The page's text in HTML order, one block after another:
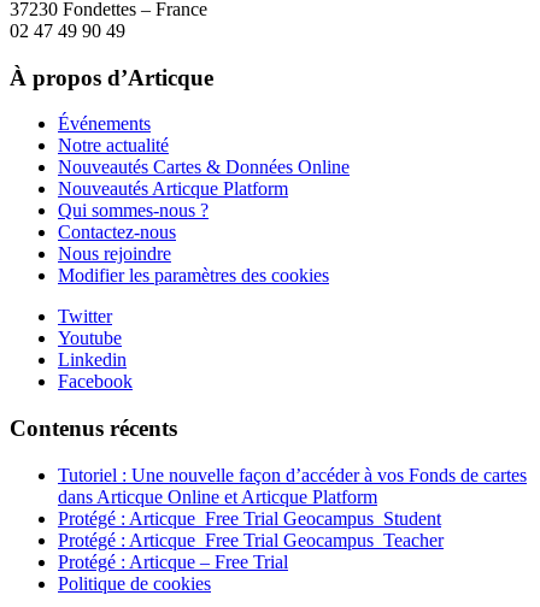
37230 Fondettes – France
02 47 49 90 49
À propos d’Articque
Événements
Notre actualité
Nouveautés Cartes & Données Online
Nouveautés Articque Platform
Qui sommes-nous ?
Contactez-nous
Nous rejoindre
Modifier les paramètres des cookies
Twitter
Youtube
Linkedin
Facebook
Contenus récents
Tutoriel : Une nouvelle façon d’accéder à vos Fonds de cartes
dans Articque Online et Articque Platform
Protégé : Articque_Free Trial Geocampus_Student
Protégé : Articque_Free Trial Geocampus_Teacher
Protégé : Articque – Free Trial
Politique de cookies